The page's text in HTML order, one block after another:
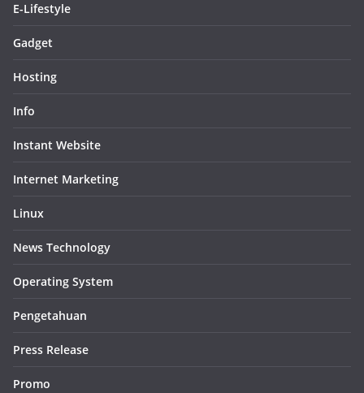
E-Lifestyle
Gadget
Hosting
Info
Instant Website
Internet Marketing
Linux
News Technology
Operating System
Pengetahuan
Press Release
Promo